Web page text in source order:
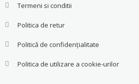
Termeni si conditii
Politica de retur
Politică de confidențialitate
Politica de utilizare a cookie-urilor